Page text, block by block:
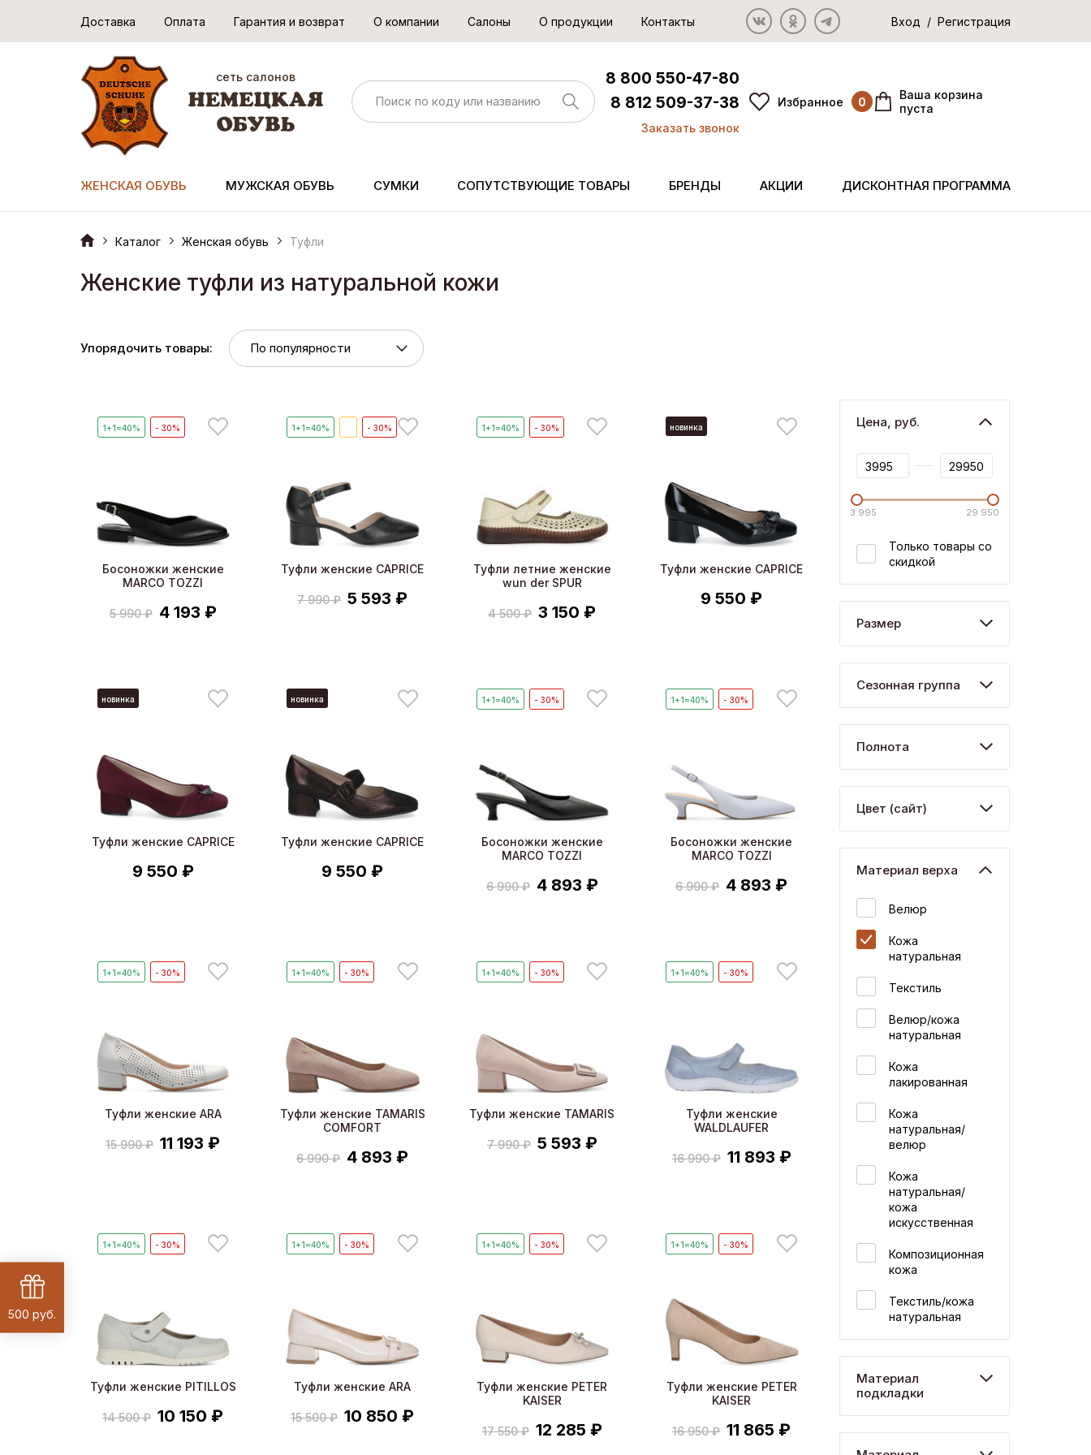
Доставка Оплата Гарантия и возврат О компании Салоны О продукции Контакты Вход / Регистрация
сеть салонов
8 800 550-47-80
8 812 509-37-38
Заказать звонок
Избранное 0
Ваша корзина
пуста
ЖЕНСКАЯ ОБУВЬ МУЖСКАЯ ОБУВЬ СУМКИ СОПУТСТВУЮЩИЕ ТОВАРЫ БРЕНДЫ АКЦИИ ДИСКОНТНАЯ ПРОГРАММА
Каталог Женская обувь Туфли
Женские туфли из натуральной кожи
Упорядочить товары:
1+1=40% - 30%
Босоножки женские
MARCO TOZZI
5 990 ₽ 4 193 ₽
1+1=40% - 30%
Туфли женские CAPRICE
7 990 ₽ 5 593 ₽
1+1=40% - 30%
Туфли летние женские
wun der SPUR
4 500 ₽ 3 150 ₽
новинка
Туфли женские CAPRICE
9 550 ₽
новинка
Туфли женские CAPRICE
9 550 ₽
новинка
Туфли женские CAPRICE
9 550 ₽
1+1=40% - 30%
Босоножки женские
MARCO TOZZI
6 990 ₽ 4 893 ₽
1+1=40% - 30%
Босоножки женские
MARCO TOZZI
6 990 ₽ 4 893 ₽
1+1=40% - 30%
Туфли женские ARA
15 990 ₽ 11 193 ₽
1+1=40% - 30%
Туфли женские TAMARIS
COMFORT
6 990 ₽ 4 893 ₽
1+1=40% - 30%
Туфли женские TAMARIS
7 990 ₽ 5 593 ₽
1+1=40% - 30%
Туфли женские
WALDLAUFER
16 990 ₽ 11 893 ₽
1+1=40% - 30%
Туфли женские PITILLOS
14 500 ₽ 10 150 ₽
1+1=40% - 30%
Туфли женские ARA
15 500 ₽ 10 850 ₽
1+1=40% - 30%
Туфли женские PETER
KAISER
17 550 ₽ 12 285 ₽
1+1=40% - 30%
Туфли женские PETER
KAISER
16 950 ₽ 11 865 ₽
Цена, руб.
3 995 29 950
Только товары со
скидкой
Размер
Сезонная группа
Полнота
Цвет (сайт)
Материал верха
Велюр
Кожа
натуральная
Текстиль
Велюр/кожа
натуральная
Кожа
лакированная
Кожа
натуральная/
велюр
Кожа
натуральная/
кожа
искусственная
Композиционная
кожа
Текстиль/кожа
натуральная
Материал
подкладки
500 руб.